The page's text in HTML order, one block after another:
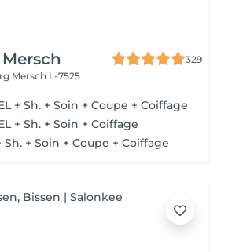
329
Mersch L-7525
+ Sh. + Soin + Coupe + Coiffage
+ Sh. + Soin + Coiffage
+ Soin + Coupe + Coiffage